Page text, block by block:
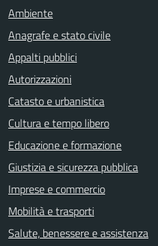
Ambiente
Anagrafe e stato civile
Appalti pubblici
Autorizzazioni
Catasto e urbanistica
Cultura e tempo libero
Educazione e formazione
Giustizia e sicurezza pubblica
Imprese e commercio
Mobilità e trasporti
Salute, benessere e assistenza